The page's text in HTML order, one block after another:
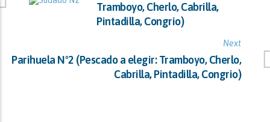
Tramboyo, Cherlo, Cabrilla,
Pintadilla, Congrio)
Next
Parihuela Nº2 (Pescado a elegir: Tramboyo, Cherlo,
Cabrilla, Pintadilla, Congrio)